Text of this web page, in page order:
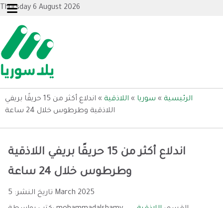
Thursday 6 August 2026
الرئيسية » سوريا » اللاذقية »
اندلاع أكثر من 15 حريقًا بريفي
اللاذقية وطرطوس خلال 24 ساعة
اندلاع أكثر من 15 حريقًا بريفي اللاذقية
وطرطوس خلال 24 ساعة
تاريخ النشر: 5 March 2025